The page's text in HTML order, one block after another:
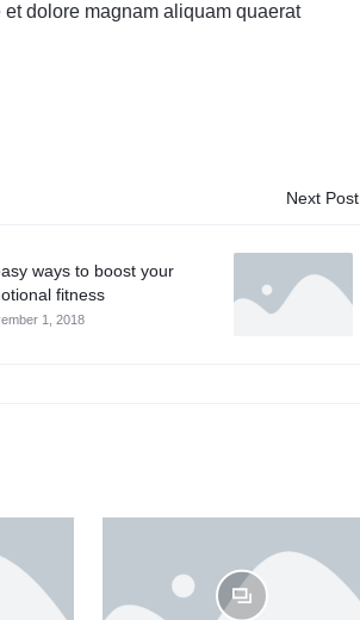
dolore magnam aliquam quaerat
Next Post
ways to boost your
fitness
1, 2018